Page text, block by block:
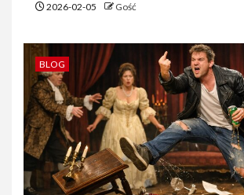
2026-02-05 Gość
BLOG